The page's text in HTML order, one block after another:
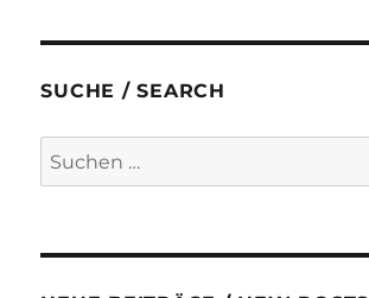
SUCHE / SEARCH
Suche
nach: